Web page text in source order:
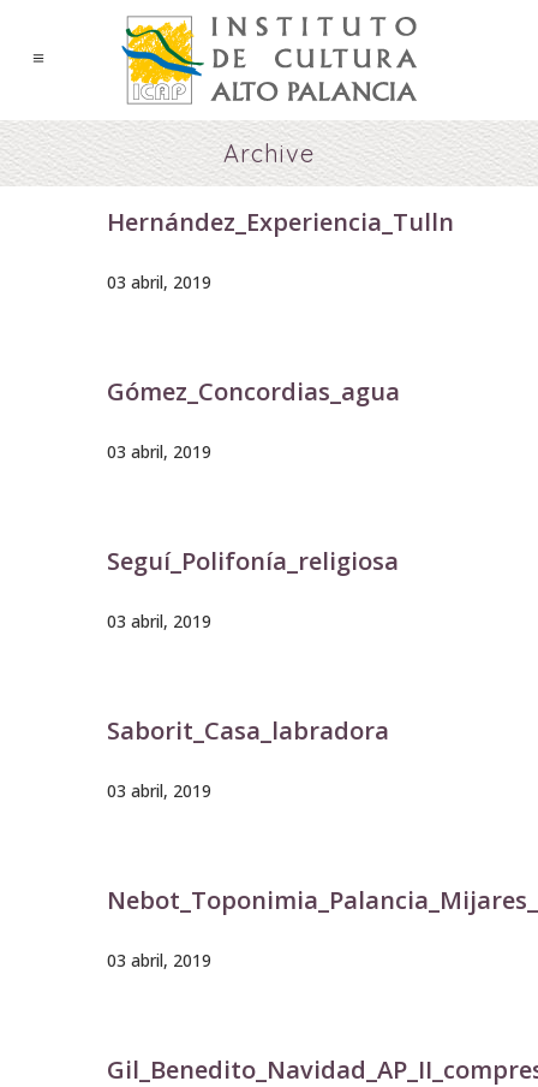
Archive
Hernández_Experiencia_Tulln
03 abril, 2019
Gómez_Concordias_agua
03 abril, 2019
Seguí_Polifonía_religiosa
03 abril, 2019
Saborit_Casa_labradora
03 abril, 2019
03 abril, 2019